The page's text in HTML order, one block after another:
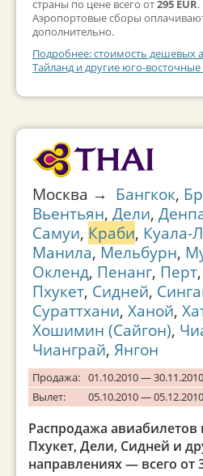
страны по цене всего от295 EUR.
Аэропортовые сборы
дополнительно.
Подробнее: стоимость дешевых
Тайланд и другие юго-
Москва → Бангкок,
Вьентьян, Дели,
Самуи, Краби, Куала-
Манила, Мельбурн,
Окленд, Пенанг, Перт,
Пхукет, Сидней,
Сураттхани, Ханой,
Хошимин (Сайгон),
Чианграй, Янгон
Продажа: 01.10.2010 — 30.11.2010
Вылет:
05.10.2010 — 05.12.2010
Распродажа авиабилетов
Пхукет, Дели, Сидней и
направлениях — всего от